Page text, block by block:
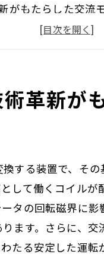
がもたらした交流
ーターにおける最新
フォーマー技術と
ー効率向上のため
が交流モーター効
ギーを実現する交
モーターの未来と
モーター運用のた
ーター設計におけ
革新が
する装置で、そ
して働くコイル
タの回転磁界に
ます。さらに、
る安定した運転